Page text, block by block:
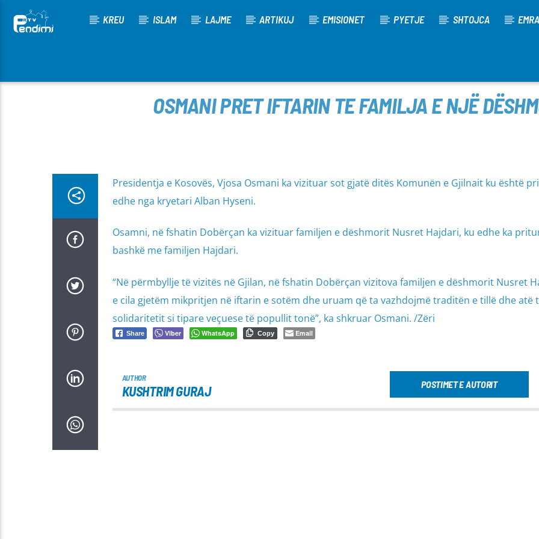
KREU ISLAM LAJME ARTIKUJ EMISIONET PYETJE SHTOJCA EMRA
OSMANI PRET IFTARIN TE FAMILJA E NJË
Presidentja e Kosovës, Vjosa Osmani ka vizituar sot gjatë ditës Komunën e Gjilnait ku është
edhe nga kryetari Alban Hyseni.
Osamni, në fshatin Dobërçan ka vizituar familjen e dëshmorit Nusret Hajdari, ku edhe ka
bashkë me familjen Hajdari.
“Në përmbyllje të vizitës në Gjilan, në fshatin Dobërçan vizitova familjen e dëshmorit Nusret
e cila gjetëm mikpritjen në iftarin e sotëm dhe uruam që ta vazhdojmë traditën e tillë dhe atë
solidaritetit si tipare veçuese të popullit tonë”, ka shkruar Osmani. /Zëri
Share Viber WhatsApp Copy Email
AUTHOR
KUSHTRIM GURAJ POSTIMET E AUTORIT